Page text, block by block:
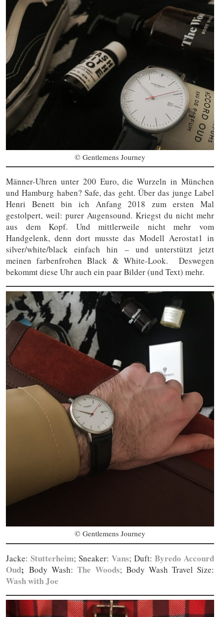
© Gentlemens Journey
Männer-Uhren unter 200 Euro, die Wurzeln in München
und Hamburg haben? Safe, das geht. Über das junge Label
Henri Benett bin ich Anfang 2018 zum ersten Mal
gestolpert, weil: purer Augensound. Kriegst du nicht mehr
aus dem Kopf. Und mittlerweile nicht mehr vom
Handgelenk, denn dort musste das Modell Aerostat1 in
silver/white/black einfach hin – und unterstützt jetzt
meinen farbenfrohen Black & White-Look. Deswegen
bekommt diese Uhr auch ein paar Bilder (und Text) mehr.
© Gentlemens Journey
Jacke: Stutterheim; Sneaker: Vans; Duft: Byredo Accourd
Oud;Body Wash:The Woods; Body Wash Travel Size:
Wash with Joe